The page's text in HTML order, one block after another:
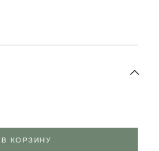
КОРЗИНУ